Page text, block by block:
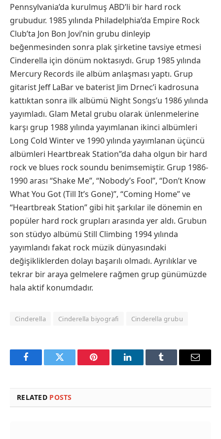
Pennsylvania’da kurulmuş ABD’li bir hard rock
grubudur. 1985 yılında Philadelphia’da Empire Rock
Club’ta Jon Bon Jovi’nin grubu dinleyip
beğenmesinden sonra plak şirketine tavsiye etmesi
Cinderella için dönüm noktasıydı. Grup 1985 yılında
Mercury Records ile albüm anlaşması yaptı. Grup
gitarist Jeff LaBar ve baterist Jim Drnec’i kadrosuna
kattıktan sonra ilk albümü Night Songs’u 1986 yılında
yayımladı. Glam Metal grubu olarak ünlenmelerine
karşı grup 1988 yılında yayımlanan ikinci albümleri
Long Cold Winter ve 1990 yılında yayımlanan üçüncü
albümleri Heartbreak Station”da daha olgun bir hard
rock ve blues rock soundu benimsemiştir. Grup 1986-
1990 arası “Shake Me”, “Nobody’s Fool”, “Don’t Know
What You Got (Till It’s Gone)”, “Coming Home” ve
“Heartbreak Station” gibi hit şarkılar ile dönemin en
popüler hard rock grupları arasında yer aldı. Grubun
son stüdyo albümü Still Climbing 1994 yılında
yayımlandı fakat rock müzik dünyasındaki
değişikliklerden dolayı başarılı olmadı. Ayrılıklar ve
tekrar bir araya gelmelere rağmen grup günümüzde
hala aktif konumdadır.
Cinderella Cinderella biyografi Cinderella grubu
FacebookTwitter Pinterest LinkedInTumblr Email
RELATED POSTS